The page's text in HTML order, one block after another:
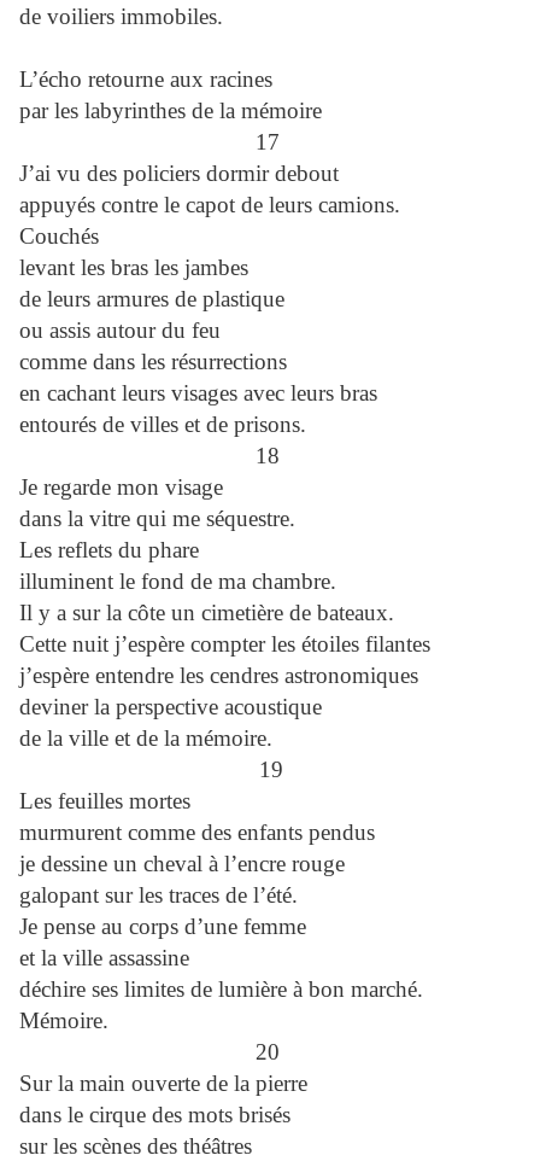
de voiliers immobiles.
L’écho retourne aux racines
par les labyrinthes de la mémoire
17
J’ai vu des policiers dormir debout
appuyés contre le capot de leurs camions.
Couchés
levant les bras les jambes
de leurs armures de plastique
ou assis autour du feu
comme dans les résurrections
en cachant leurs visages avec leurs bras
entourés de villes et de prisons.
18
Je regarde mon visage
dans la vitre qui me séquestre.
Les reflets du phare
illuminent le fond de ma chambre.
Il y a sur la côte un cimetière de bateaux.
Cette nuit j’espère compter les étoiles filantes
j’espère entendre les cendres astronomiques
deviner la perspective acoustique
de la ville et de la mémoire.
19
Les feuilles mortes
murmurent comme des enfants pendus
je dessine un cheval à l’encre rouge
galopant sur les traces de l’été.
Je pense au corps d’une femme
et la ville assassine
déchire ses limites de lumière à bon marché.
Mémoire.
20
Sur la main ouverte de la pierre
dans le cirque des mots brisés
sur les scènes des théâtres